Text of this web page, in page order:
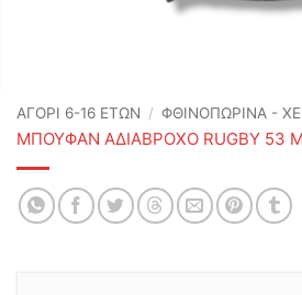
ΑΓΟΡΙ 6-16 ΕΤΩΝ / ΦΘΙΝΟΠΩΡΙΝΆ -
ΜΠΟΥΦΑΝ ΑΔΙΑΒΡΟΧΟ RUGBY 53